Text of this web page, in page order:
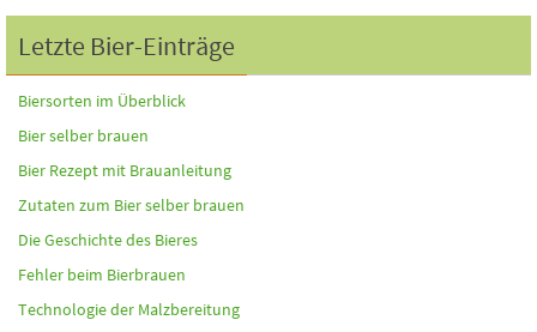
Letzte Bier-Einträge
Biersorten im Überblick
Bier selber brauen
Bier Rezept mit Brauanleitung
Zutaten zum Bier selber brauen
Die Geschichte des Bieres
Fehler beim Bierbrauen
Technologie der Malzbereitung